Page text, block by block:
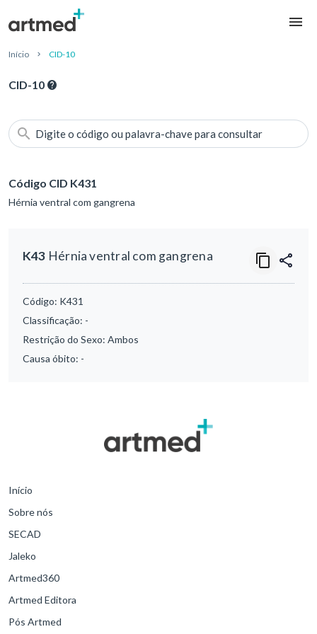
Início CID-10
CID-10
Digite o código ou palavra-chave para consultar
Código CID K431
Hérnia ventral com gangrena
K43 Hérnia ventral com gangrena
Código: K431
Classificação: -
Restrição do Sexo: Ambos
Causa óbito: -
Início
Sobre nós
SECAD
Jaleko
Artmed360
Artmed Editora
Pós Artmed